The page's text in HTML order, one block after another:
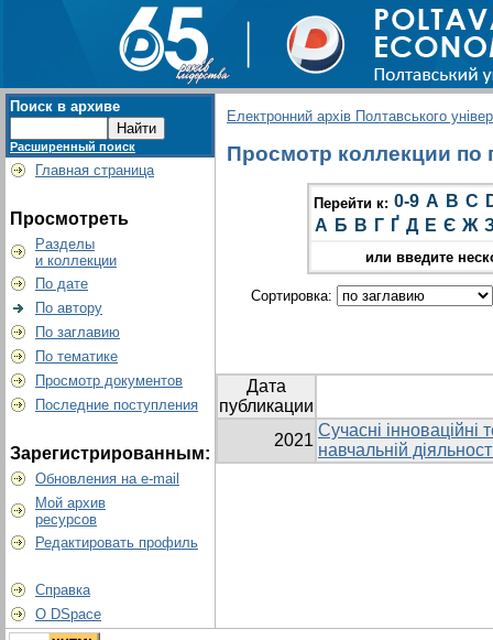
Поиск в архиве
Расширенный поиск
Главная страница
Просмотреть
Разделы
и коллекции
По дате
По автору
По заглавию
По тематике
Просмотр документов
Последние поступления
Зарегистрированным:
Обновления на e-mail
Мой архив
ресурсов
Редактировать профиль
Справка
О DSpace
Електронний архів Полтавського
Просмотр коллекции по
Перейти к: 0-9 A B C
А Б В Г Ґ Д Е Є Ж
или введите
Сортировка:
Дата
публикации
2021
Сучасні інноваційні
навчальній